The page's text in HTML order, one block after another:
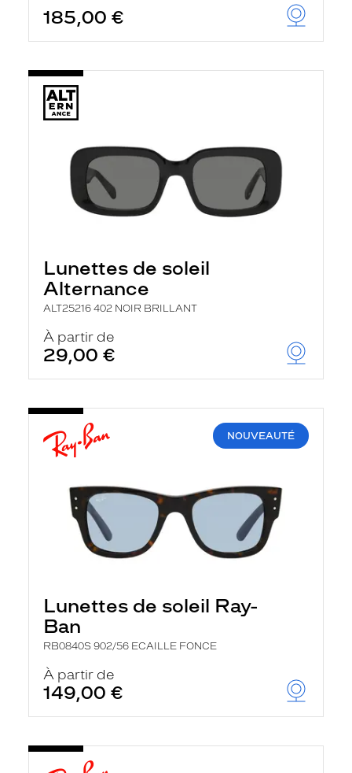
185,00 €
Lunettes de soleil
Alternance
ALT25216 402 NOIR BRILLANT
À partir de
29,00 €
NOUVEAUTÉ
Lunettes de soleil Ray-
Ban
RB0840S 902/56 ECAILLE FONCE
À partir de
149,00 €